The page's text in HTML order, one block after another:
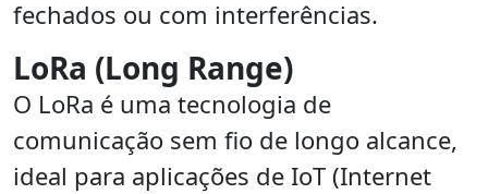
fechados ou com interferências.
LoRa (Long Range)
O LoRa é uma tecnologia de
comunicação sem fio de longo alcance,
ideal para aplicações de IoT (Internet